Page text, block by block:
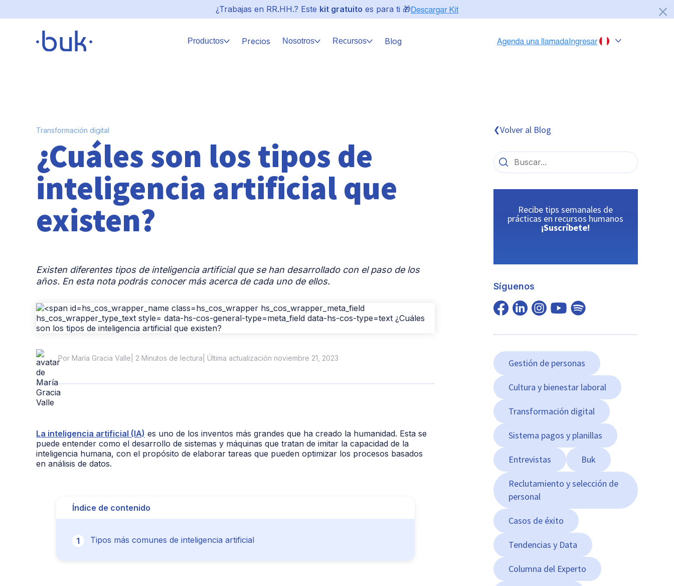
¿Trabajas en RR.HH.? Este kit gratuito es para ti 🎁
Productos Precios Nosotros Recursos Blog
México
Transformación digital
¿Cuáles son los tipos de
inteligencia artificial que
existen?
Existen diferentes tipos de inteligencia artificial que se han desarrollado con el paso de los
años. En esta nota podrás conocer más acerca de cada uno de ellos.
Por María Gracia Valle | 2 Minutos de lectura | Última actualización noviembre 21, 2023
La inteligencia artificial (IA) es uno de los inventos más grandes que ha creado la humanidad. Esta se
puede entender como el desarrollo de sistemas y máquinas que tratan de imitar la capacidad de la
inteligencia humana, con el propósito de elaborar tareas que pueden optimizar los procesos basados
en análisis de datos.
Índice de contenido
Tipos más comunes de inteligencia artificial
❮Volver al Blog
Recibe tips semanales de
prácticas en recursos humanos
¡Suscríbete!
Síguenos
Gestión de personas
Cultura y bienestar laboral
Transformación digital
Sistema pagos y planillas
Entrevistas Buk
Reclutamiento y selección de
personal
Casos de éxito
Tendencias y Data
Columna del Experto